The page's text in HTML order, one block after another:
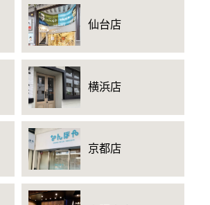
仙台店
横浜店
京都店